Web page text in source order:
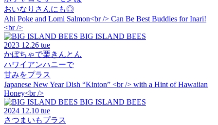
おいなりさんにも◎
Ahi Poke and Lomi Salmon<br /> Can Be Best Buddies for Inari!
<br />
BIG ISLAND BEES
2023 12.26 tue
かぼちゃで栗きんとん
ハワイアンハニーで
甘みをプラス
Japanese New Year Dish “Kinton” <br /> with a Hint of Hawaiian
Honey<br />
BIG ISLAND BEES
2024 12.10 tue
さつまいもプラス